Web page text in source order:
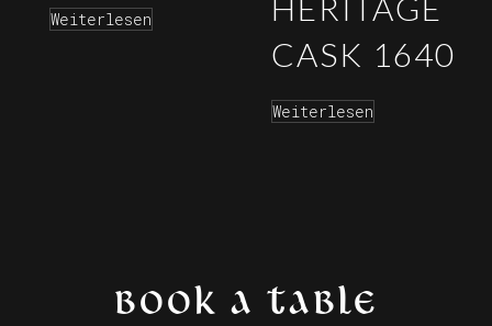
Weiterlesen
CASK 1640
Weiterlesen
BOOK A TABLE